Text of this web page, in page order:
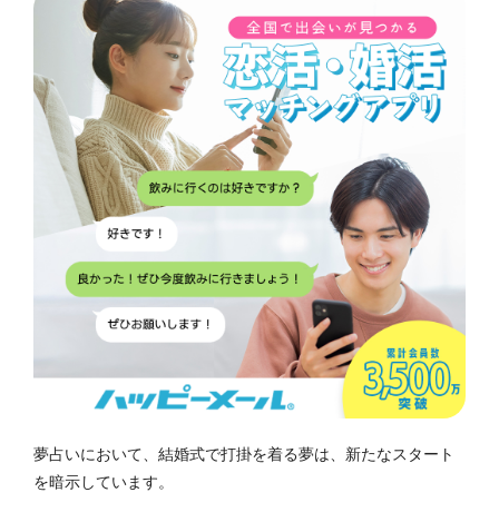
夢占いにおいて、結婚式で打掛を着る夢は、新たなスタート
を暗示しています。